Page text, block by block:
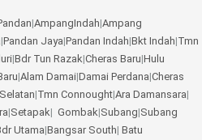
|AmpangIndah|Ampang
|Pandan Jaya|Pandan Indah|Bkt Indah|Tmn
|Bdr Tun Razak|Cheras Baru|Hulu
|Alam Damai|Damai Perdana|Cheras
|Tmn Connought|Ara Damansara|
|Setapak| Gombak|Subang|Subang
Utama|Bangsar South| Batu